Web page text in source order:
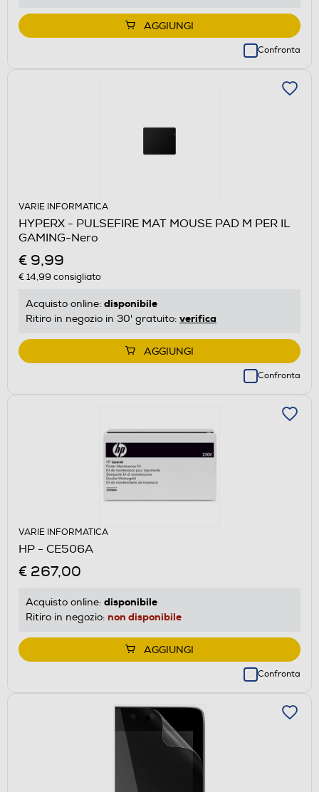
AGGIUNGI
Confronta
VARIE INFORMATICA
HYPERX - PULSEFIRE MAT MOUSE PAD M PER IL
GAMING-Nero
€ 9,99
€ 14,99 consigliato
Acquisto online: disponibile
Ritiro in negozio in 30' gratuito: verifica
AGGIUNGI
Confronta
VARIE INFORMATICA
HP - CE506A
€ 267,00
Acquisto online: disponibile
Ritiro in negozio: non disponibile
AGGIUNGI
Confronta